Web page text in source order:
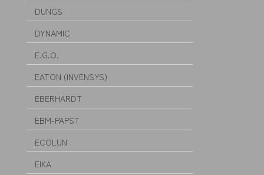
DUNGS
DYNAMIC
E.G.O.
EATON (INVENSYS)
EBERHARDT
EBM-PAPST
ECOLUN
EIKA